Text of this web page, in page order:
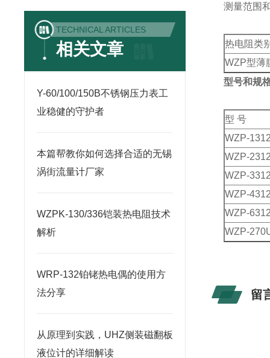
TECHNICAL ARTICLES
相关文章
Y-60/100/150B不锈钢压力表工
业稳健的守护者
本篇帮教你如何选择合适的无锡
涡街流量计厂家
WZPK-130/336铠装热电阻技术
解析
WRP-132铂铑热电偶的使用方
法分享
从原理到实践，UHZ侧装磁翻板
液位计的详细解读
测量范围
热电阻类
WZP型薄
型号和规
型 号
WZP-
WZP-
WZP-
WZP-
WZP-
WZP-
留